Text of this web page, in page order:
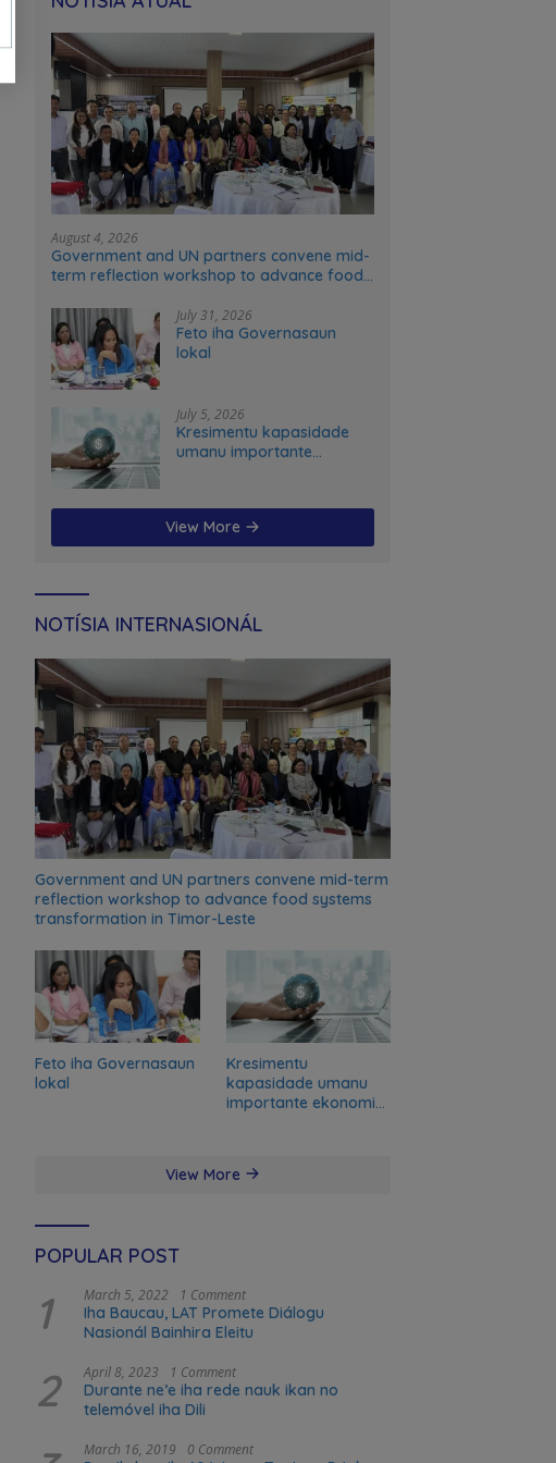
August 4, 2026
Government and UN partners convene mid-
term reflection workshop to advance food
July 31, 2026
Feto iha Governasaun
lokal
July 5, 2026
Kresimentu kapasidade
umanu importante
View More
NOTÍSIA INTERNASIONÁL
Government and UN partners convene mid-term
reflection workshop to advance food systems
transformation in Timor-Leste
Feto iha Governasaun
lokal
Kresimentu
kapasidade umanu
importante ekonomia
View More
POPULAR POST
1 March 5, 2022 1 Comment
Iha Baucau, LAT Promete Diálogu
Nasionál Bainhira Eleitu
2 April 8, 2023 1 Comment
Durante ne’e iha rede nauk ikan no
telemóvel iha Dili
March 16, 2019 0 Comment